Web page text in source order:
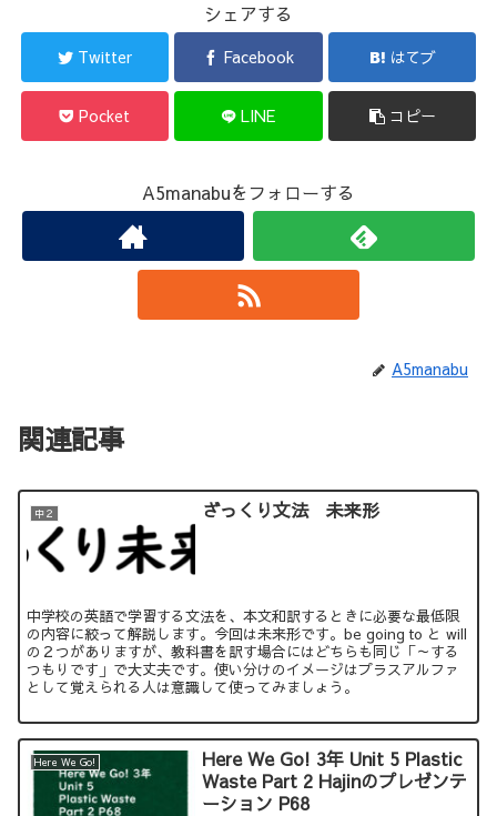
シェアする
Twitter Facebook はてブ
Pocket LINE コピー
A5manabuをフォローする
A5manabu
関連記事
中２ ざっくり文法 未来形
中学校の英語で学習する文法を、本文和訳するときに必要な最低限
の内容に絞って解説します。今回は未来形です。be going to と will
の２つがありますが、教科書を訳す場合にはどちらも同じ「～する
つもりです」で大丈夫です。使い分けのイメージはプラスアルファ
として覚えられる人は意識して使ってみましょう。
Here We Go!
Here We Go! 3年 Unit 5 Plastic
Waste Part 2 Hajinのプレゼンテ
ーション P68